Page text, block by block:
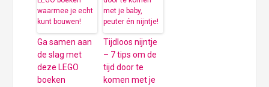
Ga samen aan
de slag met
deze LEGO
boeken
Tijdloos nijntje
– 7 tips om de
tijd door te
komen met je